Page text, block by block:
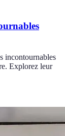
incontournables
Explorez leur